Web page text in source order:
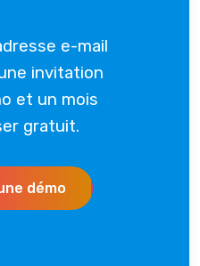
e-mail
invitation
et un mois
gratuit.
démo